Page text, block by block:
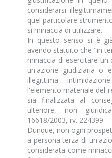
considerarsi
quel particolare
si minaccia di utilizzare.
In questo senso si è
avendo statuito che "in
minaccia di esercitare
un'azione giudiziaria o
illegittima
l'elemento materiale del
sia finalizzata al
ulteriore, non
16618/2003, rv. 224399.
Dunque, non ogni
a persona terza di
considerata come